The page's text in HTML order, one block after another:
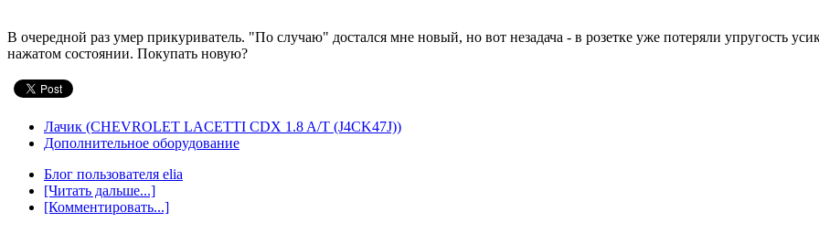
В очередной раз умер прикуриватель. "По случаю" достался мне новый, но вот незадача - в розетке уже потеряли упругость
нажатом состоянии. Покупать новую?
Лачик (CHEVROLET LACETTI CDX 1.8 A/T (J4CK47J))
Дополнительное оборудование
Блог пользователя elia
[Читать дальше...]
[Комментировать...]